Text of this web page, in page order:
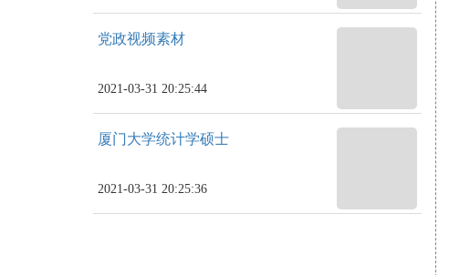
党政视频素材
2021-03-31 20:25:44
厦门大学统计学硕士
2021-03-31 20:25:36